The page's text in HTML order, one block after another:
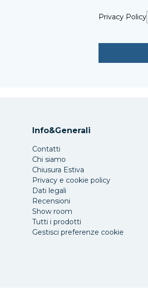
Privacy Policy
Info&Generali
Contatti
Chi siamo
Chiusura Estiva
Privacy e cookie policy
Dati legali
Recensioni
Show room
Tutti i prodotti
Gestisci preferenze cookie